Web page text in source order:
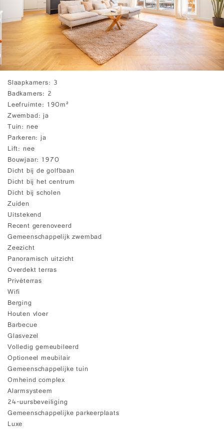
Slaapkamers 3
Badkamers 2
Leefruimte 190m²
Zwembad ja
Tuin nee
Parkeren ja
Lift nee
Bouwjaar 1970
Dicht bij de golfbaan
Dicht bij het centrum
Dicht bij scholen
Zuiden
Uitstekend
Recent gerenoveerd
Gemeenschappelijk zwembad
Zeezicht
Panoramisch uitzicht
Overdekt terras
Privéterras
Wifi
Berging
Houten vloer
Barbecue
Glasvezel
Volledig gemeubileerd
Optioneel meubilair
Gemeenschappelijke tuin
Omheind complex
Alarmsysteem
24-uursbeveiliging
Gemeenschappelijke parkeerplaats
Luxe